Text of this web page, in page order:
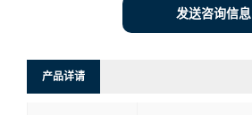
方
发送咨询信息
产品详请